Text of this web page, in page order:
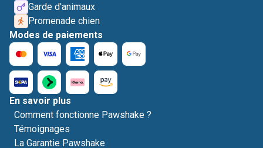
Garde d'animaux
Promenade chien
Modes de paiements
En savoir plus
Comment fonctionne Pawshake ?
Témoignages
La Garantie Pawshake